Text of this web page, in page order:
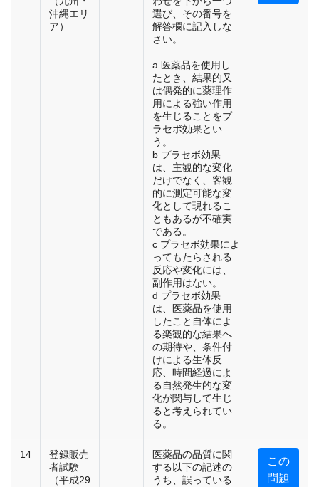
沖縄エリ
ア）
選び、その番号を
解答欄に記入しな
さい。
a 医薬品を使用し
たとき、結果的又
は偶発的に薬理作
用による強い作用
を生じることをプ
ラセボ効果とい
う。
b プラセボ効果
は、主観的な変化
だけでなく、客観
的に測定可能な変
化として現れるこ
ともあるが不確実
である。
c プラセボ効果によ
ってもたらされる
反応や変化には、
副作用はない。
d プラセボ効果
は、医薬品を使用
したこと自体によ
る楽観的な結果へ
の期待や、条件付
けによる生体反
応、時間経過によ
る自然発生的な変
化が関与して生じ
ると考えられてい
る。
14
登録販売
者試験
（平成29
医薬品の品質に関
する以下の記述の
うち、誤っている
この
問題